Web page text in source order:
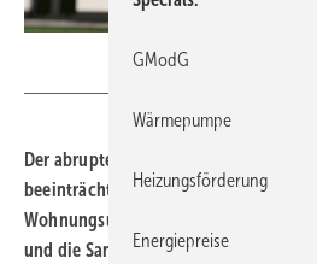
Der abrupte Stopp der Förderung für
beeinträchtigt bei den sozial
Wohnungsunternehmen den Neubau
und die Sanierung von 70 000
GModG
Wärmepumpe
Heizungsförderung
Energiepreise